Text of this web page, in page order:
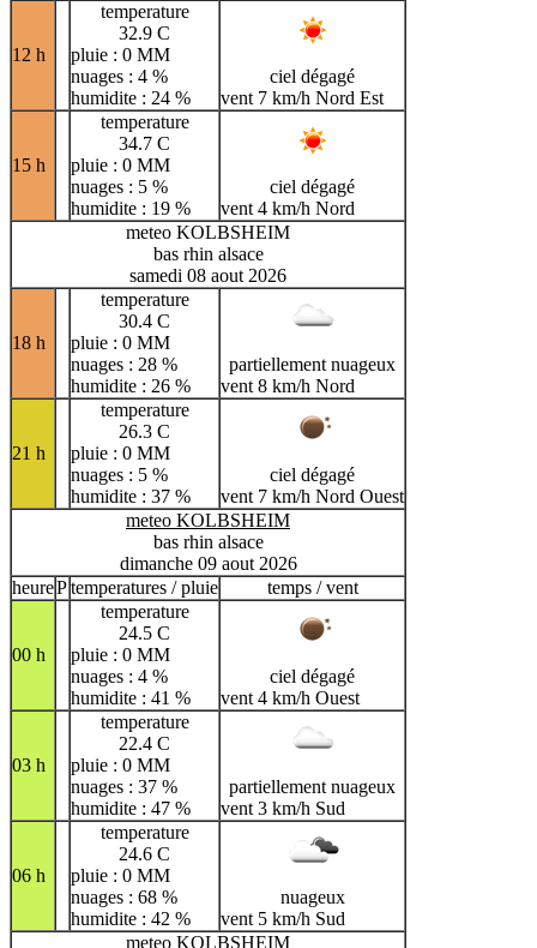
12 h
temperature
32.9 C
pluie : 0 MM
nuages : 4 %
humidite : 24 %
ciel dégagé
vent 7 km/h Nord Est
15 h
temperature
34.7 C
pluie : 0 MM
nuages : 5 %
humidite : 19 %
ciel dégagé
vent 4 km/h Nord
meteo KOLBSHEIM
bas rhin alsace
samedi 08 aout 2026
18 h
temperature
30.4 C
pluie : 0 MM
nuages : 28 %
humidite : 26 %
partiellement nuageux
vent 8 km/h Nord
21 h
temperature
26.3 C
pluie : 0 MM
nuages : 5 %
humidite : 37 %
ciel dégagé
vent 7 km/h Nord Ouest
meteo KOLBSHEIM
bas rhin alsace
dimanche 09 aout 2026
heurePtemperatures / pluie temps / vent
00 h
temperature
24.5 C
pluie : 0 MM
nuages : 4 %
humidite : 41 %
ciel dégagé
vent 4 km/h Ouest
03 h
temperature
22.4 C
pluie : 0 MM
nuages : 37 %
humidite : 47 %
partiellement nuageux
vent 3 km/h Sud
06 h
temperature
24.6 C
pluie : 0 MM
nuages : 68 %
humidite : 42 %
nuageux
vent 5 km/h Sud
meteo KOLBSHEIM